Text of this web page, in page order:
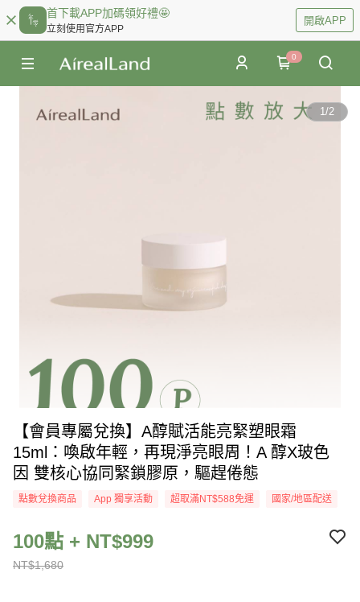
首下載APP加碼領好禮🤩
立刻使用官方APP
開啟APP
0
1/2
【會員專屬兌換】A醇賦活能亮緊塑眼霜
15ml：喚啟年輕，再現淨亮眼周！A 醇X玻色
因 雙核心協同緊鎖膠原，驅趕倦態
點數兌換商品 App 獨享活動 超取滿NT$588免運 國家/地區配送
NT$1,680
100點 + NT$999